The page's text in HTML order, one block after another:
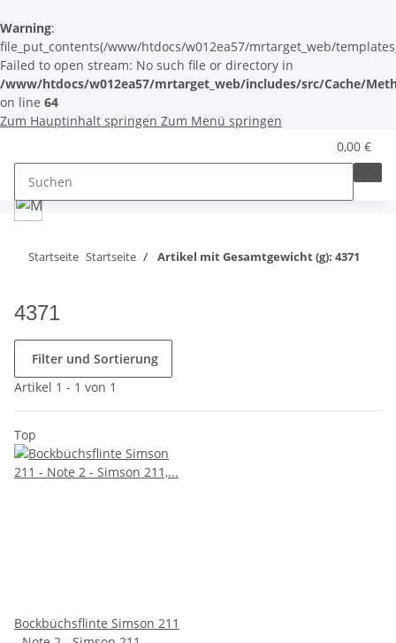
Warning:
file_put_contents(/www/htdocs/w012ea57/mrtarget_web/
Failed to open stream: No such file or directory in
/www/htdocs/w012ea57/mrtarget_web/includes/src/Cache/
on line 64
Zum Hauptinhalt springen Zum Menü springen
0,00 €
Startseite Startseite Artikel mit Gesamtgewicht (g): 4371
4371
Filter und Sortierung
Artikel 1 - 1 von 1
Top
Bockbüchsflinte Simson 211